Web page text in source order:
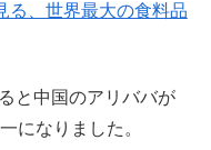
る、世界最大の食料品
と中国のアリババが
になりました。